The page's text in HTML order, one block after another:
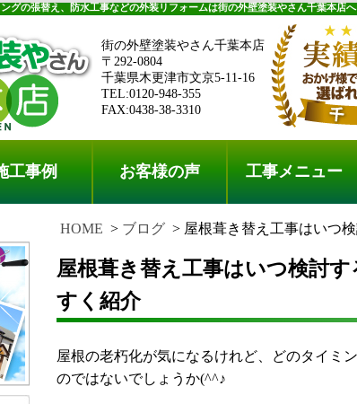
グの張替え、防水工事などの外装リフォームは街の外壁塗装やさん千葉本店へ
街の外壁塗装やさん千葉本店
〒292-0804
千葉県木更津市文京5-11-16
TEL:0120-948-355
FAX:0438-38-3310
料
工事例 お客様の声 工事メニュー
HOME ブログ 屋根葺き替え工事はいつ
屋根葺き替え工事はいつ検討
すく紹介
屋根の老朽化が気になるけれど、どのタイミ
のではないでしょうか(^^♪